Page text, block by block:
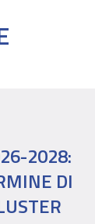
2028:
DI